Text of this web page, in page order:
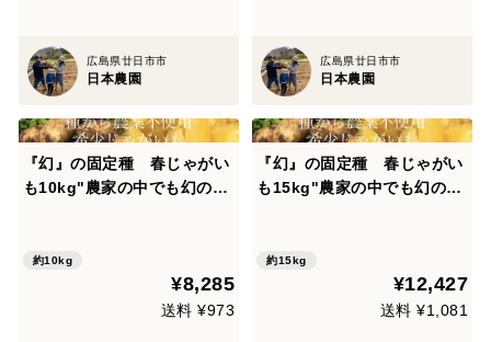
広島県廿日市市
日本農園
広島県廿日市市
日本農園
『幻』の固定種 春じゃがい
も10kg"農家の中でも幻の固
も…農薬不使用！美味しい野
約10kg
¥8,285
送料 ¥973
『幻』の固定種 春じゃがい
も15kg"農家の中でも幻の固
も…農薬不使用！美味しい野
約15kg
¥12,427
送料 ¥1,081